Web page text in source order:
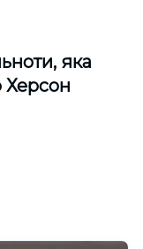
яка
Херсон